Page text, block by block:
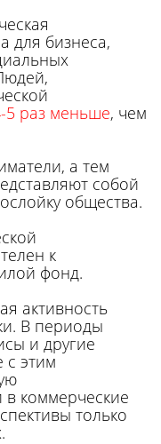
для бизнеса,
раз меньше, чем
а тем
собой
общества.
к
фонд.
активность
В периоды
и другие
с этим
в коммерческие
только